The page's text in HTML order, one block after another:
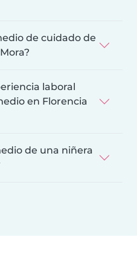
de cuidado de
laboral
en Florencia
de una niñera